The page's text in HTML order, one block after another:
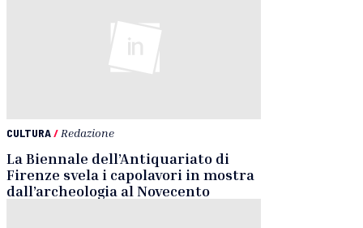
CULTURA/ Redazione
La Biennale dell’Antiquariato di
Firenze svela i capolavori in mostra
dall’archeologia al Novecento